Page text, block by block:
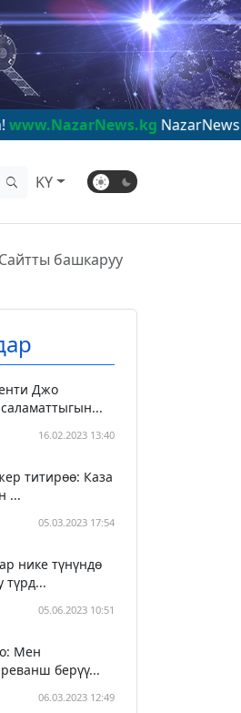
NazarNews - в центре
KY
Сайтты башкаруу
Джо
16.02.2023 13:40
титирөө: Каза
...
05.03.2023 17:54
нике түнүндө
түрд...
05.06.2023 10:51
Мен
берүү...
06.03.2023 12:49